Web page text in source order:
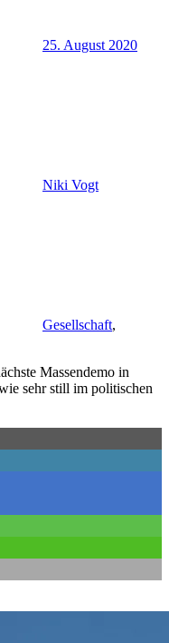
25. August 2020
Niki Vogt
Gesellschaft,
Massendemo in
sehr still im politischen